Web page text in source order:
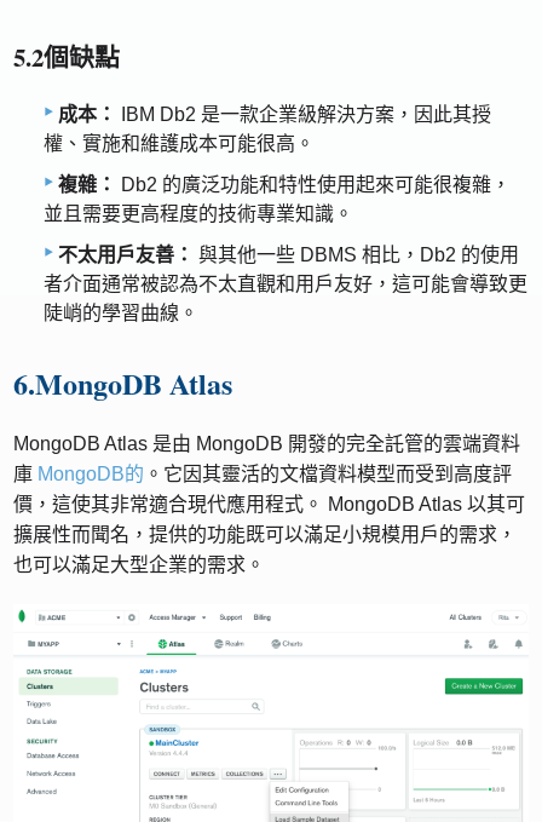
5.2個缺點
成本：
IBM Db2 是一款企業級解決方案，因此其授
權、實施和維護成本可能很高。
複雜：
Db2 的廣泛功能和特性使用起來可能很複雜，
並且需要更高程度的技術專業知識。
不太用戶友善： 與其他一些 DBMS 相比，Db2 的使用
者介面通常被認為不太直觀和用戶友好，這可能會導致更
陡峭的學習曲線。
6.MongoDB Atlas
MongoDB Atlas 是由 MongoDB 開發的完全託管的雲端資料
庫 MongoDB的 。它因其靈活的文檔資料模型而受到高度評
價，這使其非常適合現代應用程式。 MongoDB Atlas 以其可
擴展性而聞名，提供的功能既可以滿足小規模用戶的需求，
也可以滿足大型企業的需求。